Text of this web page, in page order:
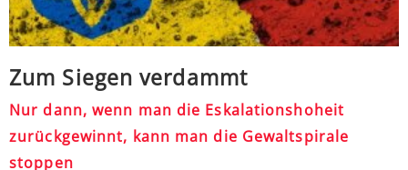
Zum Siegen verdammt
Nur dann, wenn man die Eskalationshoheit
zurückgewinnt, kann man die Gewaltspirale
stoppen